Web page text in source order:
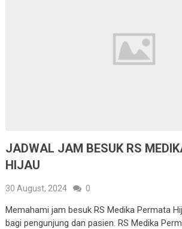
JADWAL JAM BESUK RS
HIJAU
30 August, 2024 0
Memahami jam besuk RS Medika Permata
bagi pengunjung dan pasien. RS Medika